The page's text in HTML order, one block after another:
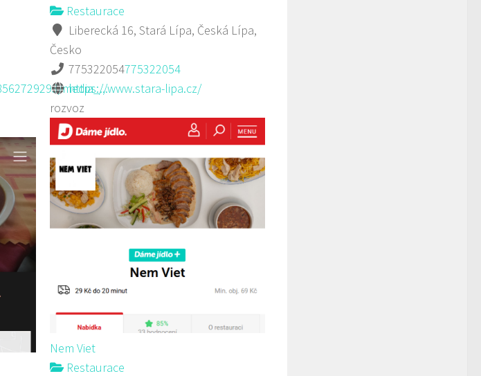
media_...
Restaurace
Liberecká 16, Stará Lípa, Česká Lípa,
Česko
775322054775322054
https://www.stara-lipa.cz/
rozvoz
Nem Viet
Restaurace